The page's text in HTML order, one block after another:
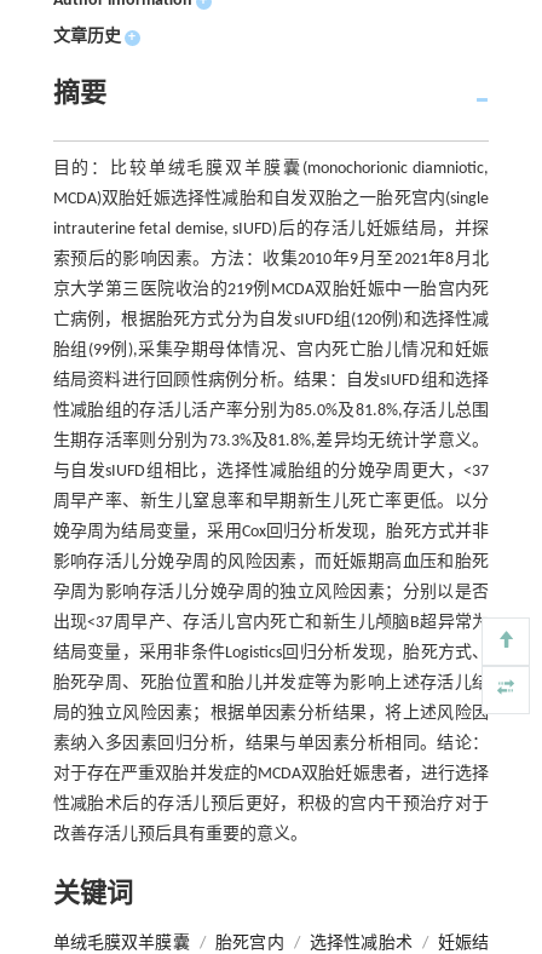
文章历史 +
摘要
目的：比较单绒毛膜双羊膜囊(monochorionic diamniotic,
MCDA)双胎妊娠选择性减胎和自发双胎之一胎死宫内(single
intrauterine fetal demise, sIUFD)后的存活儿妊娠结局，并探
索预后的影响因素。方法：收集2010年9月至2021年8月北
京大学第三医院收治的219例MCDA双胎妊娠中一胎宫内死
亡病例，根据胎死方式分为自发sIUFD组(120例)和选择性减
胎组(99例),采集孕期母体情况、宫内死亡胎儿情况和妊娠
结局资料进行回顾性病例分析。结果：自发sIUFD组和选择
性减胎组的存活儿活产率分别为85.0%及81.8%,存活儿总围
生期存活率则分别为73.3%及81.8%,差异均无统计学意义。
与自发sIUFD组相比，选择性减胎组的分娩孕周更大，<37
周早产率、新生儿窒息率和早期新生儿死亡率更低。以分
娩孕周为结局变量，采用Cox回归分析发现，胎死方式并非
影响存活儿分娩孕周的风险因素，而妊娠期高血压和胎死
孕周为影响存活儿分娩孕周的独立风险因素；分别以是否
出现<37周早产、存活儿宫内死亡和新生儿颅脑B超异常为
结局变量，采用非条件Logistics回归分析发现，胎死方式、
胎死孕周、死胎位置和胎儿并发症等为影响上述存活儿结
局的独立风险因素；根据单因素分析结果，将上述风险因
素纳入多因素回归分析，结果与单因素分析相同。结论：
对于存在严重双胎并发症的MCDA双胎妊娠患者，进行选择
性减胎术后的存活儿预后更好，积极的宫内干预治疗对于
改善存活儿预后具有重要的意义。
关键词
单绒毛膜双羊膜囊 / 胎死宫内 / 选择性减胎术 / 妊娠结